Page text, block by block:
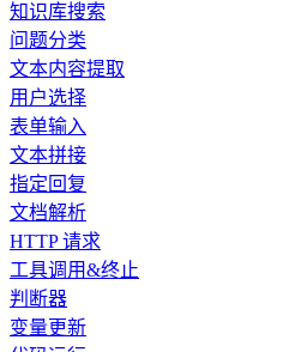
知识库搜索
问题分类
文本内容提取
用户选择
表单输入
文本拼接
指定回复
文档解析
HTTP 请求
工具调用&终止
判断器
变量更新